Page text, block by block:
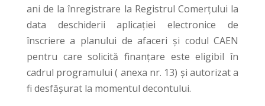
ani de la înregistrare la Registrul Comerţului la
data deschiderii aplicaţiei electronice de
înscriere a planului de afaceri și codul CAEN
pentru care solicită finanţare este eligibil în
cadrul programului ( anexa nr. 13) şi autorizat a
fi desfășurat la momentul decontului.